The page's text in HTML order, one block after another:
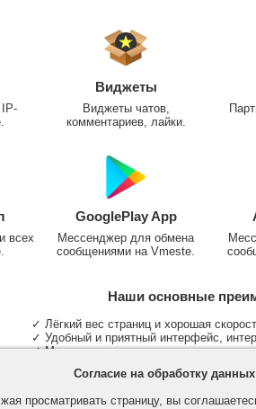
Виджеты
Виджеты чатов,
комментариев, лайки.
всех
GooglePlay App
Мессенджер для обмена
сообщениями на Vmeste.
Наши основные
✓ Лёгкий вес страниц и хорошая
✓ Удобный и приятный интерфейс,
✓ Мы не размещаем надоедливую
✓ Участие в группах и сообществах
✓ Поддержка основных типов и
Согласие на обработку
просматривать страницу, вы